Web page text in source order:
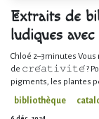
Extraits de
ludiques
Chloé 2–3minutes
de 𝚌𝚛𝚎́𝚊𝚝𝚒𝚟𝚒𝚝𝚎́ ?
pigments, les plantes
bibliothèque